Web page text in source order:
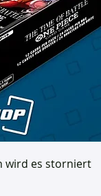
wird es storniert